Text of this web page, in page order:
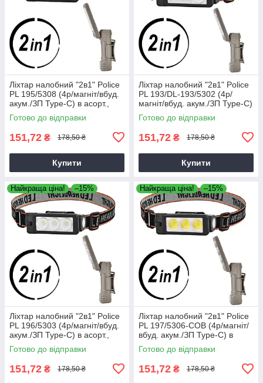
Ліхтар налобний "2в1" Police
PL 195/5308 (4р/магніт/вбуд.
акум./ЗП Type-C) в асорт.,
світлодіодний ліхтар на
голову
Готово до відправки
151,72 ₴ 178,50 ₴
Купити
Ліхтар налобний "2в1" Police
PL 193/DL-193/5302 (4р/
магніт/вбуд. акум./ЗП Type-C)
в асорт., світлодіодний ліхтар
на голову
Готово до відправки
151,72 ₴ 178,50 ₴
Купити
Найкраща ціна! –15%
Ліхтар налобний "2в1" Police
PL 196/5303 (4р/магніт/вбуд.
акум./ЗП Type-C) в асорт.,
світлодіодний ліхтар на
голову
Готово до відправки
151,72 ₴ 178,50 ₴
Найкраща ціна! –15%
Ліхтар налобний "2в1" Police
PL 197/5306-COB (4р/магніт/
вбуд. акум./ЗП Type-C) в
асорт., світлодіодний ліхтар
на голову
Готово до відправки
151,72 ₴ 178,50 ₴